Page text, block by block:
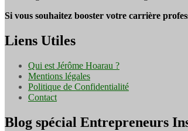
Si vous souhaitez booster votre carrière
Liens Utiles
Qui est Jérôme Hoarau ?
Mentions légales
Politique de Confidentialité
Contact
Blog spécial Entrepreneurs